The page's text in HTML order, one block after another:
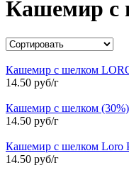
Кашемир с
Кашемир с шелком
14.50 руб/г
Кашемир с шелком
14.50 руб/г
Кашемир с шелком Loro
14.50 руб/г